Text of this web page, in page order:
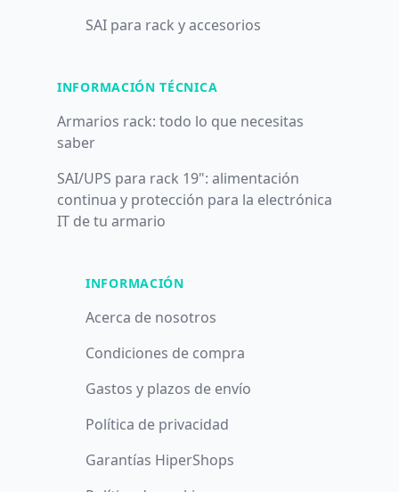
SAI para rack y accesorios
INFORMACIÓN TÉCNICA
Armarios rack: todo lo que necesitas
saber
SAI/UPS para rack 19": alimentación
continua y protección para la electrónica
IT de tu armario
INFORMACIÓN
Acerca de nosotros
Condiciones de compra
Gastos y plazos de envío
Política de privacidad
Garantías HiperShops